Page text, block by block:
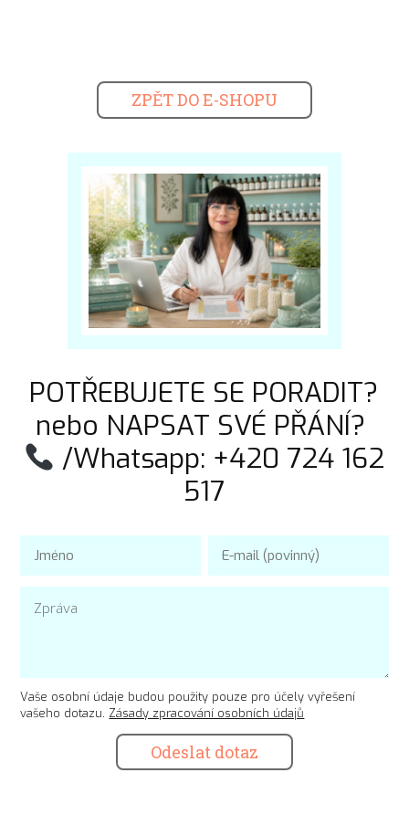
ZPĚT DO E-SHOPU
POTŘEBUJETE SE PORADIT?
nebo NAPSAT SVÉ PŘÁNÍ?
/Whatsapp: +420 724 162
517
Vaše osobní údaje budou použity pouze pro účely vyřešení
vašeho dotazu. Zásady zpracování osobních údajů
Odeslat dotaz